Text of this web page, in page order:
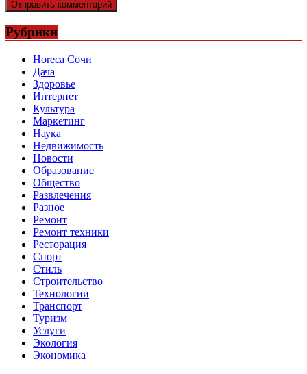
Рубрики
Horeca Сочи
Дача
Здоровье
Интернет
Культура
Маркетинг
Наука
Недвижимость
Новости
Образование
Общество
Развлечения
Разное
Ремонт
Ремонт техники
Ресторация
Спорт
Стиль
Строительство
Технологии
Транспорт
Туризм
Услуги
Экология
Экономика